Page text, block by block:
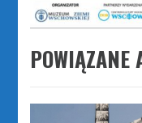
POWIĄZANE